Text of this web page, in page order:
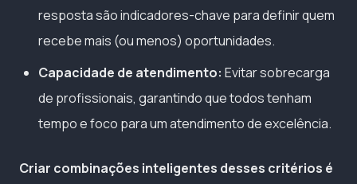
resposta são indicadores-chave para definir quem
recebe mais (ou menos) oportunidades.
Capacidade de atendimento: Evitar sobrecarga
de profissionais, garantindo que todos tenham
tempo e foco para um atendimento de excelência.
Criar combinações inteligentes desses critérios é